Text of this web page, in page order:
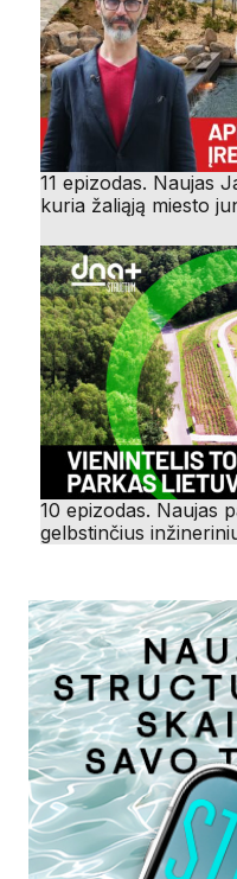
11 epizodas. Naujas
kuria žaliąją miesto
10 epizodas. Naujas
gelbstinčius